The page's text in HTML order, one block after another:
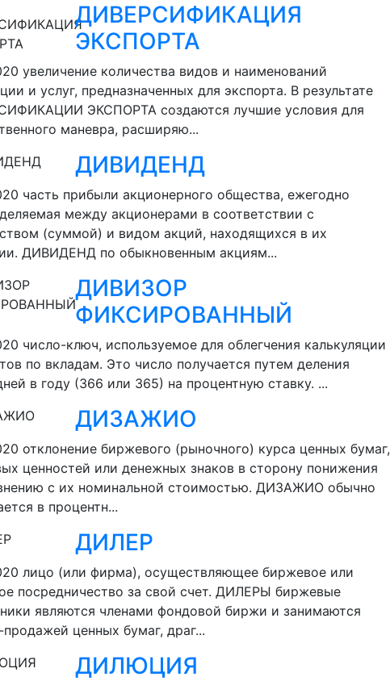
ДИВЕРСИФИКАЦИЯ
ЭКСПОРТА
увеличение количества видов и наименований
и услуг, предназначенных для экспорта. В результате
ЭКСПОРТА создаются лучшие условия для
маневра, расширяю...
ДИВИДЕНД
часть прибыли акционерного общества, ежегодно
между акционерами в соответствии с
(суммой) и видом акций, находящихся в их
ДИВИДЕНД по обыкновенным акциям...
ДИВИЗОР
ФИКСИРОВАННЫЙ
число-ключ, используемое для облегчения калькуляции
по вкладам. Это число получается путем деления
в году (366 или 365) на процентную ставку. ...
ДИЗАЖИО
отклонение биржевого (рыночного) курса ценных бумаг,
ценностей или денежных знаков в сторону понижения
с их номинальной стоимостью. ДИЗАЖИО обычно
в процентн...
ДИЛЕР
лицо (или фирма), осуществляющее биржевое или
посредничество за свой счет. ДИЛЕРЫ биржевые
являются членами фондовой биржи и занимаются
продажей ценных бумаг, драг...
ДИЛЮЦИЯ